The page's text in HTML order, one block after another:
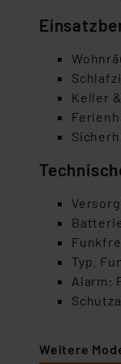
Keller
Typ.
Alarm:
Weitere